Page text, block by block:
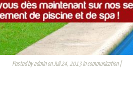
Posted byadminon Juil 24, 2013 incommunication|